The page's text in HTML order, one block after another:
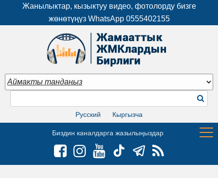
Жанылыктар, кызыктуу видео, фотолорду бизге
жөнөтүңүз WhatsApp 0555402155
Русский Кыргызча
Биздин каналдарга жазылыңыздар